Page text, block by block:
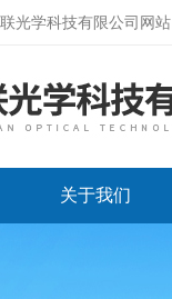
光学科技有限公司网站
关于我们